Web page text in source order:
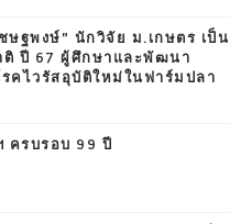
ษฐพงษ์” นักวิจัย ม.เกษตร เป็น
ติ ปี 67 ผู้ศึกษาและพัฒนา
คไวรัสอุบัติใหม่ในฟาร์มปลา
ครบรอบ 99 ปี